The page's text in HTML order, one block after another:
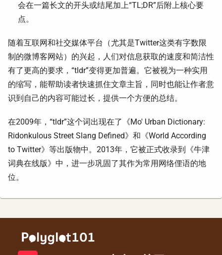
会在一篇长文的开头或结尾加上“TL;DR”后附上核心要
点。
随着互联网和社交媒体平台（尤其是Twitter这类有字数限
制的微博客网站）的兴起，人们对信息获取的速度和简洁性
有了更高的要求，“tldr”变得更加普遍。它被视为一种实用
的缩写，能帮助读者快速抓住文章主旨，同时也能让作者意
识到自己的内容可能过长，提供一个方便的总结。
在2009年，“tldr”这个词出现在了《Mo' Urban Dictionary:
Ridonkulous Street Slang Defined》和《World According
to Twitter》等出版物中。2013年，它被正式收录到《牛津
词典在线版》中，进一步巩固了其作为常用网络俚语的地
位。